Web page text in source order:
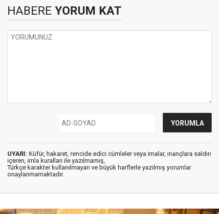
HABERE YORUM KAT
UYARI: Küfür, hakaret, rencide edici cümleler veya imalar, inançlara saldırı
içeren, imla kuralları ile yazılmamış,
Türkçe karakter kullanılmayan ve büyük harflerle yazılmış yorumlar
onaylanmamaktadır.